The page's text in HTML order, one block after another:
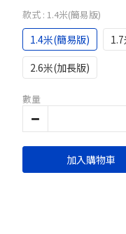
款式 : 1.4米(簡易版)
1.4米(簡易版)
2.6米(加長版)
數量
加入購物車